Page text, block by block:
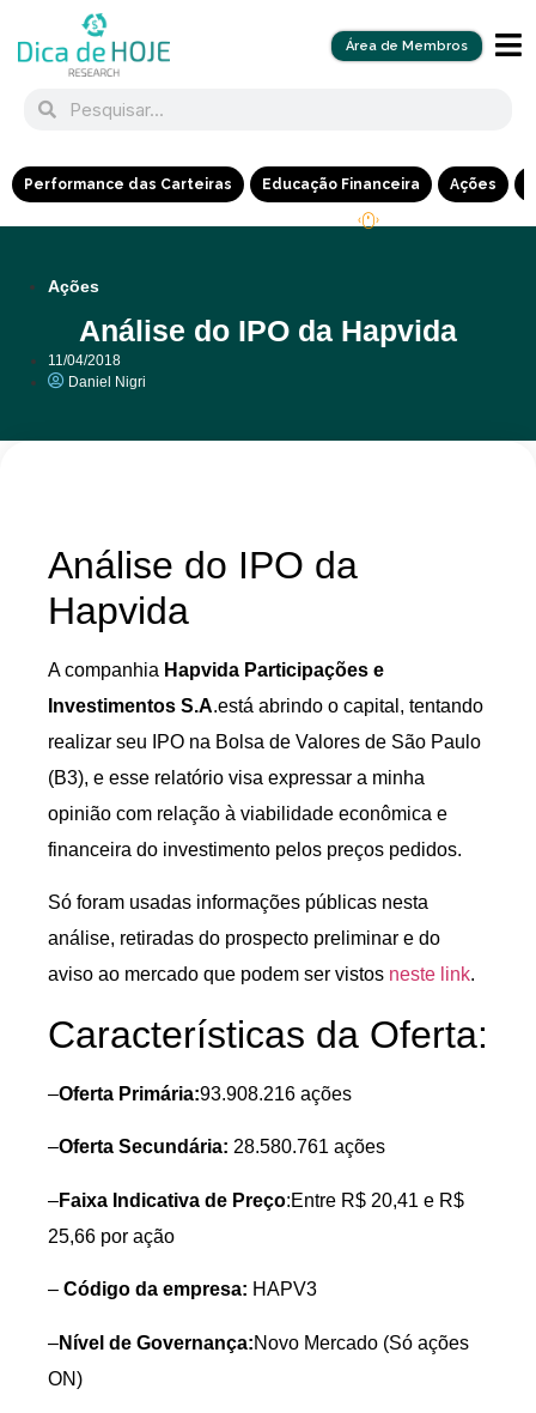
Área de Membros
Performance das Carteiras Educação Financeira Ações
Ações
Análise do IPO da Hapvida
11/04/2018
Daniel Nigri
Análise do IPO da
Hapvida
A companhia Hapvida Participações e
Investimentos S.A.está abrindo o capital, tentando
realizar seu IPO na Bolsa de Valores de São Paulo
(B3), e esse relatório visa expressar a minha
opinião com relação à viabilidade econômica e
financeira do investimento pelos preços pedidos.
Só foram usadas informações públicas nesta
análise, retiradas do prospecto preliminar e do
aviso ao mercado que podem ser vistos neste link.
Características da Oferta:
–Oferta Primária:93.908.216 ações
–Oferta Secundária: 28.580.761 ações
–Faixa Indicativa de Preço:Entre R$ 20,41 e R$
25,66 por ação
– Código da empresa: HAPV3
–Nível de Governança:Novo Mercado (Só ações
ON)